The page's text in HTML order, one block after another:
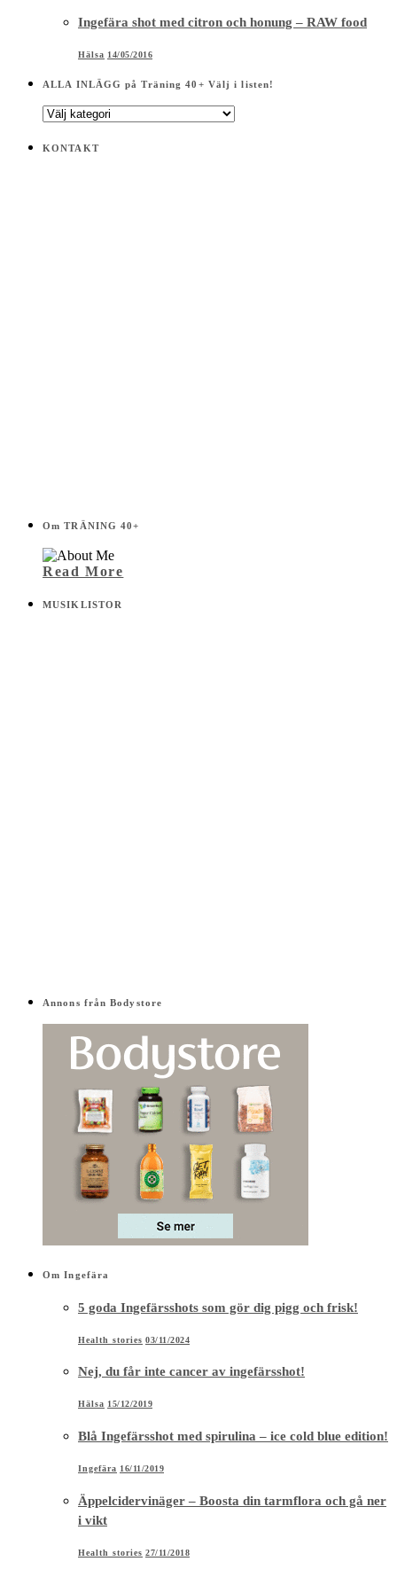
Ingefära shot med citron och honung – RAW food
Hälsa 14/05/2016
ALLA INLÄGG på Träning 40+ Välj i listen!
ALLA
på
KONTAKT
Om TRÄNING 40+
Read More
MUSIKLISTOR
Annons från Bodystore
Om Ingefära
5 goda Ingefärsshots som gör dig pigg och frisk!
Health stories 03/11/2024
Nej, du får inte cancer av ingefärsshot!
Hälsa 15/12/2019
Blå Ingefärsshot med spirulina – ice cold blue edition!
Ingefära 16/11/2019
Äppelcidervinäger – Boosta din tarmflora och gå ner
i vikt
Health stories 27/11/2018